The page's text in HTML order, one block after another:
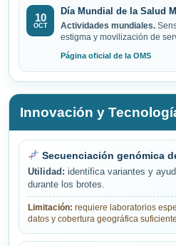
10
OCT
Día Mundial de la Salud
Actividades mundiales.
estigma y movilización de
Página oficial de la OMS
Innovación y
Secuenciación genómica
Utilidad: identifica variantes y
durante los brotes.
Limitación: requiere laboratorios
datos y cobertura geográfica suficiente.